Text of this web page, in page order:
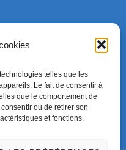
telles que les
Le fait de consentir à
que le comportement de
ou de retirer son
et fonctions.